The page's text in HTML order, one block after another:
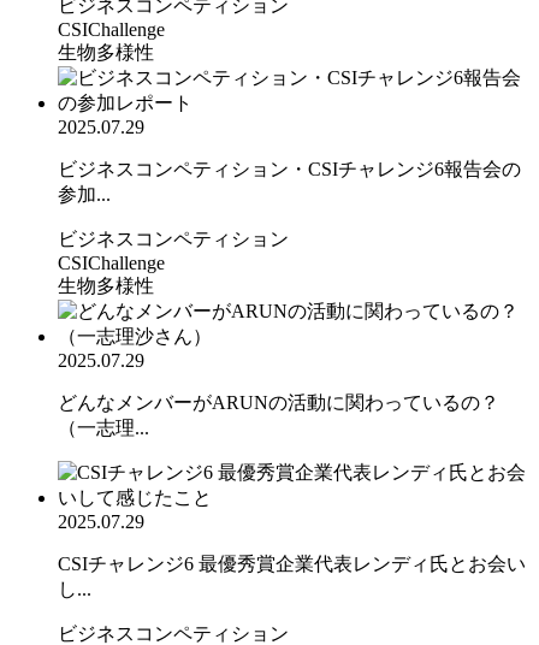
ビジネスコンペティション
CSIChallenge
生物多様性
2025.07.29
ビジネスコンペティション・CSIチャレンジ6報告会の
参加...
ビジネスコンペティション
CSIChallenge
生物多様性
2025.07.29
どんなメンバーがARUNの活動に関わっているの？
（一志理...
2025.07.29
CSIチャレンジ6 最優秀賞企業代表レンディ氏とお会い
し...
ビジネスコンペティション